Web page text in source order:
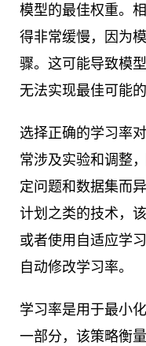
模型的最佳权重。
得非常缓慢，因为
骤。这可能导致模
无法实现最佳可能的
选择正确的学习率
常涉及实验和调整
定问题和数据集而
计划之类的技术，
或者使用自适应学
自动修改学习率。
学习率是用于最小
一部分，该策略衡